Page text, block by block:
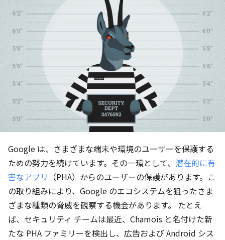
Google は、さまざまな端末や環境のユーザーを保護する
ための努力を続けています。その一環として、 潜在的に有
害なアプリ （PHA）からのユーザーの保護があります。こ
の取り組みにより、Google のエコシステムを狙ったさま
ざまな種類の脅威を観察する機会があります。 たとえ
ば、セキュリティ チームは最近、Chamois と名付けた新
たな PHA ファミリーを検出し、広告および Android シス